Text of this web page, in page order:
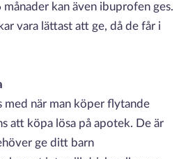
månader kan även ibuprofen ges.
vara lättast att ge, då de får i
med när man köper flytande
att köpa lösa på apotek. De är
ge ditt barn